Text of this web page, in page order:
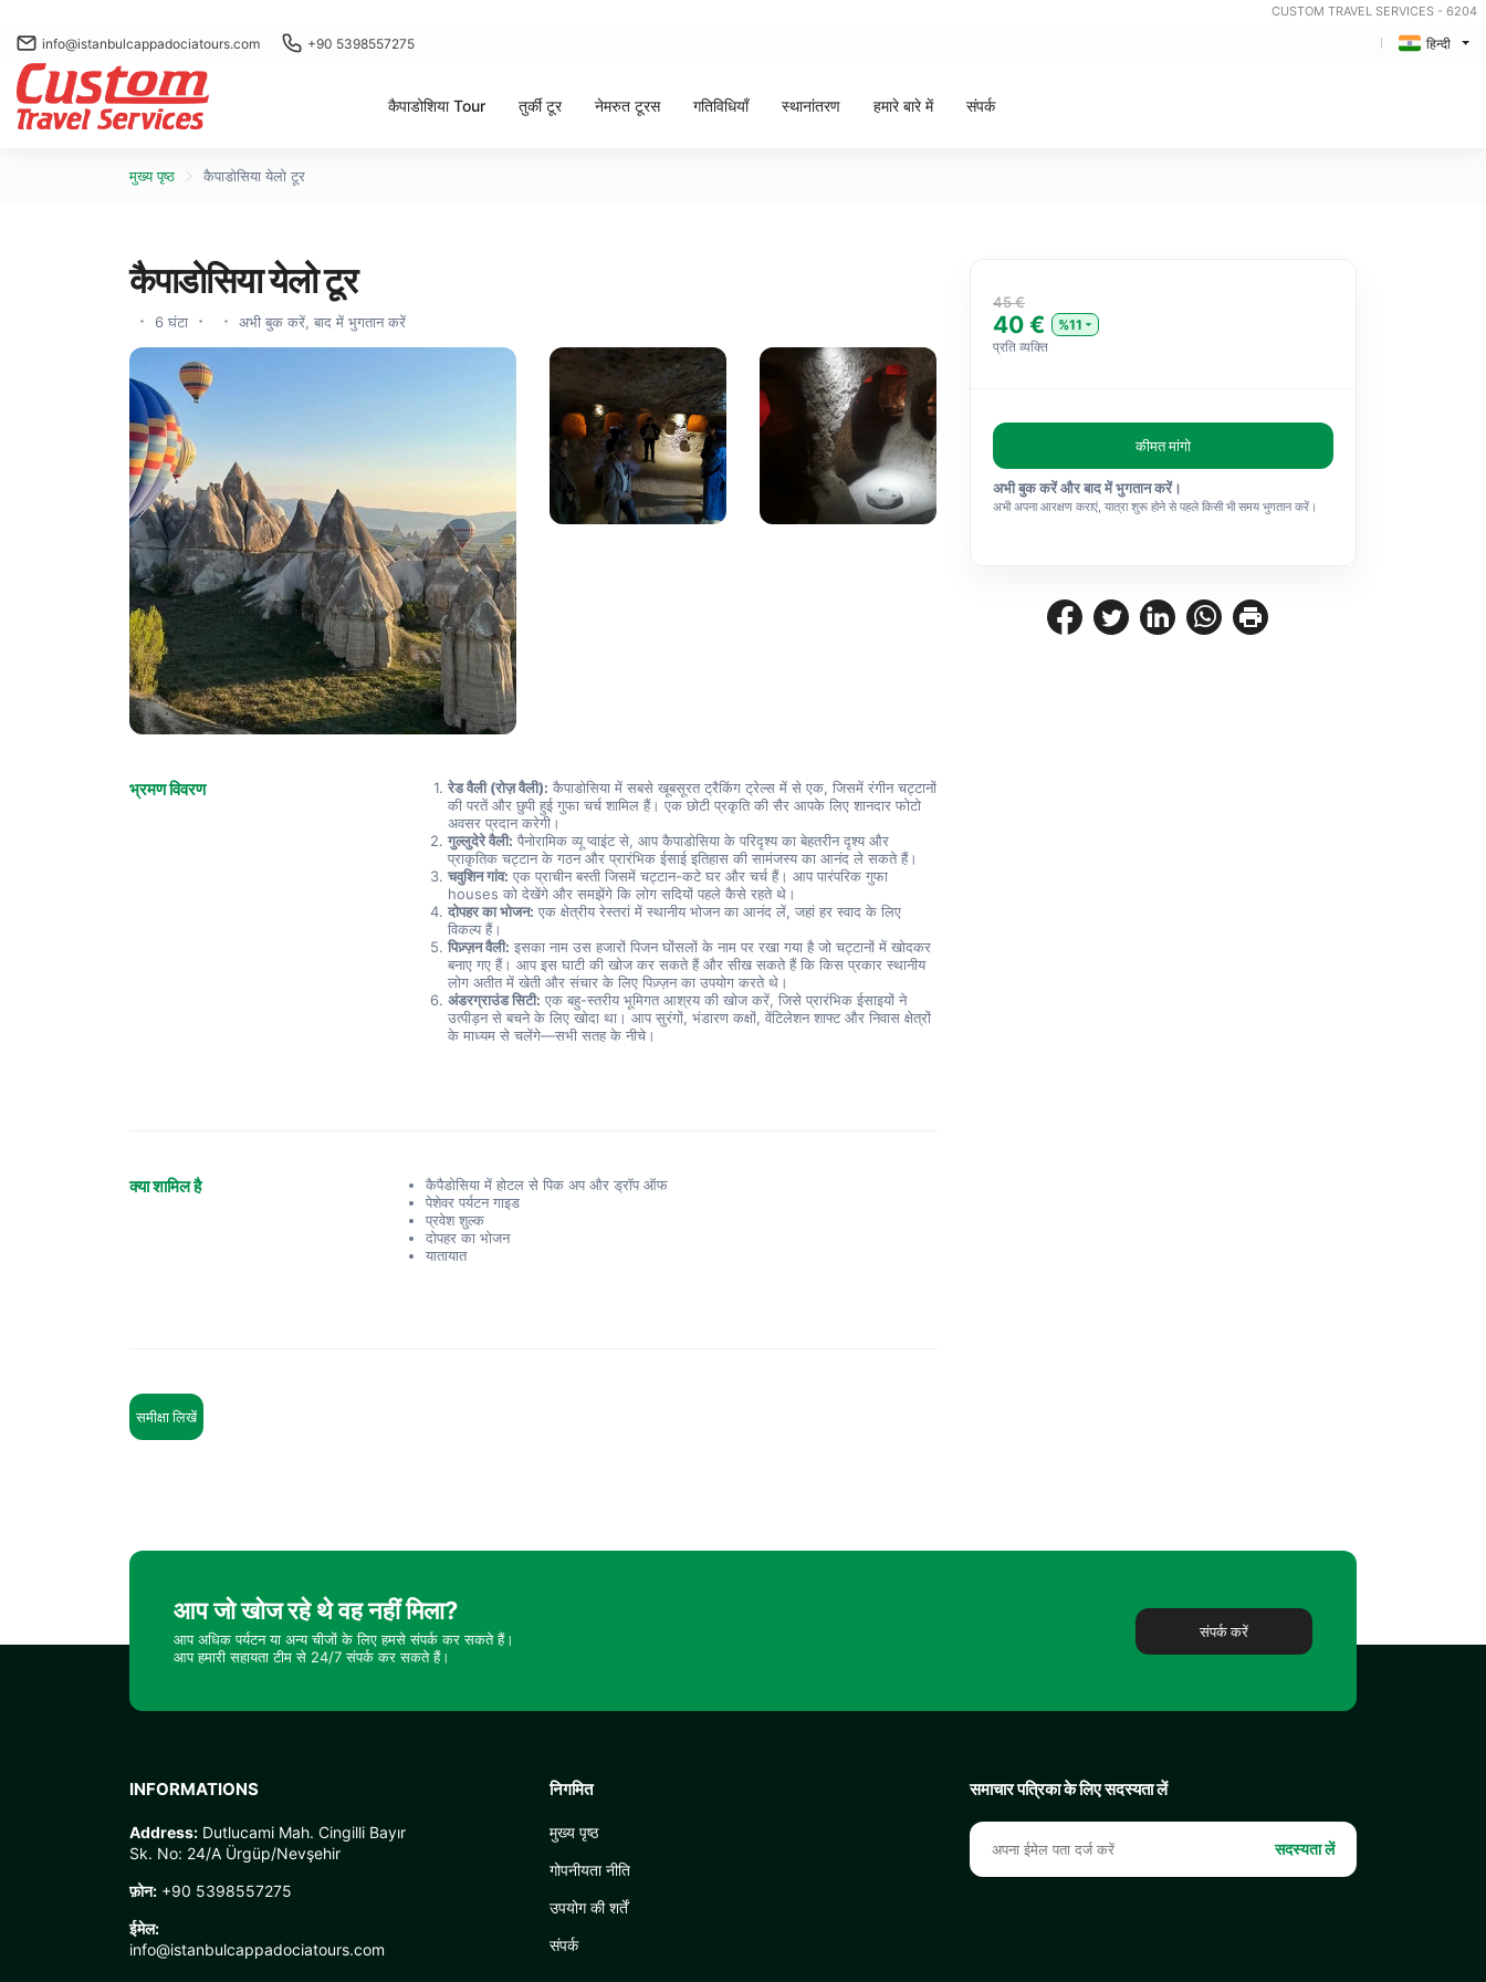
CUSTOM TRAVEL SERVICES - 6204
info@istanbulcappadociatours.com +90 5398557275 हिन्दी
कैपाडोशिया Tour तुर्की टूर नेमरुत टूरस गतिविधियाँ स्थानांतरण हमारे बारे में संपर्क
मुख्य पृष्ठ कैपाडोसिया येलो टूर
कैपाडोसिया येलो टूर
6 घंटा अभी बुक करें, बाद में भुगतान करें
भ्रमण विवरण रेड वैली (रोज़ वैली): कैपाडोसिया में सबसे खूबसूरत ट्रैकिंग ट्रेल्स में से एक, जिसमें रंगीन चट्टानों
की परतें और छुपी हुई गुफा चर्च शामिल हैं। एक छोटी प्रकृति की सैर आपके लिए शानदार फोटो
अवसर प्रदान करेगी।
गुल्लुदेरे वैली: पैनोरामिक व्यू प्वाइंट से, आप कैपाडोसिया के परिदृश्य का बेहतरीन दृश्य और
प्राकृतिक चट्टान के गठन और प्रारंभिक ईसाई इतिहास की सामंजस्य का आनंद ले सकते हैं।
चवुशिन गांव: एक प्राचीन बस्ती जिसमें चट्टान-कटे घर और चर्च हैं। आप पारंपरिक गुफा
houses को देखेंगे और समझेंगे कि लोग सदियों पहले कैसे रहते थे।
दोपहर का भोजन: एक क्षेत्रीय रेस्तरां में स्थानीय भोजन का आनंद लें, जहां हर स्वाद के लिए
विकल्प हैं।
पिज़्ज़न वैली: इसका नाम उस हजारों पिजन घोंसलों के नाम पर रखा गया है जो चट्टानों में खोदकर
बनाए गए हैं। आप इस घाटी की खोज कर सकते हैं और सीख सकते हैं कि किस प्रकार स्थानीय
लोग अतीत में खेती और संचार के लिए पिज़्ज़न का उपयोग करते थे।
अंडरग्राउंड सिटी: एक बहु-स्तरीय भूमिगत आश्रय की खोज करें, जिसे प्रारंभिक ईसाइयों ने
उत्पीड़न से बचने के लिए खोदा था। आप सुरंगों, भंडारण कक्षों, वेंटिलेशन शाफ्ट और निवास क्षेत्रों
के माध्यम से चलेंगे—सभी सतह के नीचे।
क्या शामिल है
कैपैडोसिया में होटल से पिक अप और ड्रॉप ऑफ
पेशेवर पर्यटन गाइड
प्रवेश शुल्क
दोपहर का भोजन
यातायात
समीक्षा लिखें
45 €
40 €
%11
प्रति व्यक्ति
कीमत मांगो
अभी बुक करें और बाद में भुगतान करें।
अभी अपना आरक्षण कराएं, यात्रा शुरू होने से पहले किसी भी समय भुगतान करें।
आप जो खोज रहे थे वह नहीं मिला?
आप अधिक पर्यटन या अन्य चीजों के लिए हमसे संपर्क कर सकते हैं।
आप हमारी सहायता टीम से 24/7 संपर्क कर सकते हैं।
संपर्क करें
INFORMATIONS
Address: Dutlucami Mah. Cingilli Bayır
Sk. No: 24/A Ürgüp/Nevşehir
फ़ोन: +90 5398557275
ईमेल:
info@istanbulcappadociatours.com
निगमित
मुख्य पृष्ठ
गोपनीयता नीति
उपयोग की शर्तें
संपर्क
समाचार पत्रिका के लिए सदस्यता लें
सदस्यता लें